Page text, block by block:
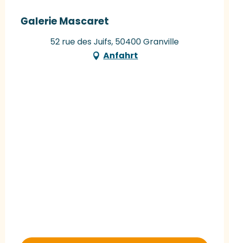
Galerie Mascaret
52 rue des Juifs, 50400 Granville
Anfahrt